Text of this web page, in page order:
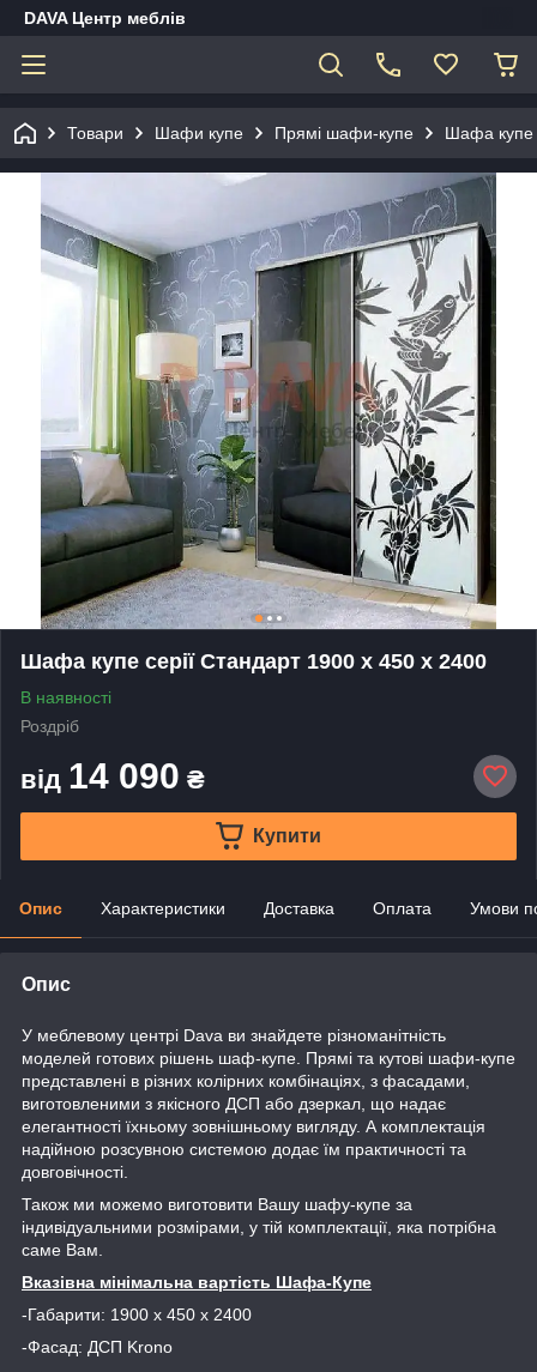
DAVA Центр меблів
Товари Шафи купе Прямі шафи-купе Шафа купе
Шафа купе серії Стандарт 1900 х 450 х 2400
В наявності
Роздріб
від 14 090 ₴
Купити
Опис Характеристики Доставка Оплата Умови
Опис
У меблевому центрі Dava ви знайдете різноманітність
моделей готових рішень шаф-купе. Прямі та кутові шафи-купе
представлені в різних колірних комбінаціях, з фасадами,
виготовленими з якісного ДСП або дзеркал, що надає
елегантності їхньому зовнішньому вигляду. А комплектація
надійною розсувною системою додає їм практичності та
довговічності.
Також ми можемо виготовити Вашу шафу-купе за
індивідуальними розмірами, у тій комплектації, яка потрібна
саме Вам.
Вказівна мінімальна вартість Шафа-Купе
-Габарити: 1900 х 450 х 2400
-Фасад: ДСП Krono